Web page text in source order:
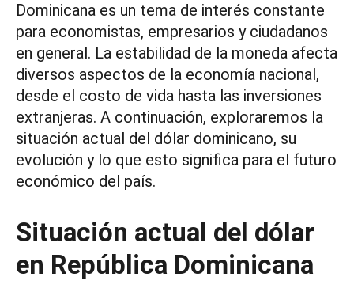
Dominicana es un tema de interés constante
para economistas, empresarios y ciudadanos
en general. La estabilidad de la moneda afecta
diversos aspectos de la economía nacional,
desde el costo de vida hasta las inversiones
extranjeras. A continuación, exploraremos la
situación actual del dólar dominicano, su
evolución y lo que esto significa para el futuro
económico del país.
Situación actual del dólar
en República Dominicana